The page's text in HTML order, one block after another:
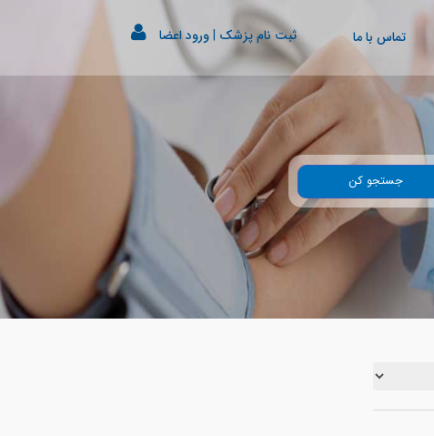
تماس با ما ثبت نام پزشک |ورود اعضا
جستجو کن